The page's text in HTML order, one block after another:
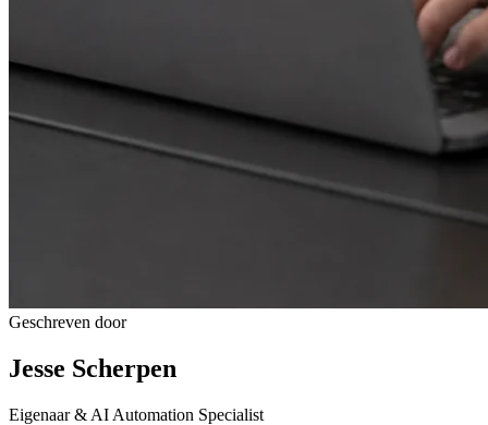
Geschreven door
Jesse Scherpen
Eigenaar & AI Automation Specialist